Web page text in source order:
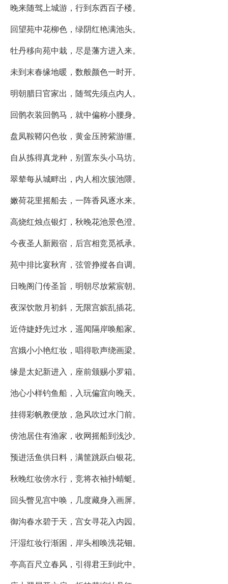
晚来随驾上城游，行到东西百子楼。
回望苑中花柳色，绿阴红艳满池头。
牡丹移向苑中栽，尽是藩方进入来。
未到末春缘地暖，数般颜色一时开。
明朝腊日官家出，随驾先须点内人。
回鹘衣装回鹘马，就中偏称小腰身。
盘凤鞍鞯闪色妆，黄金压胯紫游缰。
自从拣得真龙种，别置东头小马坊。
翠辇每从城畔出，内人相次簇池隈。
嫩荷花里摇船去，一阵香风逐水来。
高烧红烛点银灯，秋晚花池景色澄。
今夜圣人新殿宿，后宫相竞觅祇承。
苑中排比宴秋宵，弦管挣摐各自调。
日晚阁门传圣旨，明朝尽放紫宸朝。
夜深饮散月初斜，无限宫嫔乱插花。
近侍婕妤先过水，遥闻隔岸唤船家。
宫娥小小艳红妆，唱得歌声绕画梁。
缘是太妃新进入，座前颁赐小罗箱。
池心小样钓鱼船，入玩偏宜向晚天。
挂得彩帆教便放，急风吹过水门前。
傍池居住有渔家，收网摇船到浅沙。
预进活鱼供日料，满筐跳跃白银花。
秋晚红妆傍水行，竞将衣袖扑蜻蜓。
回头瞥见宫中唤，几度藏身入画屏。
御沟春水碧于天，宫女寻花入内园。
汗湿红妆行渐困，岸头相唤洗花钿。
亭高百尺立春风，引得君王到此中。